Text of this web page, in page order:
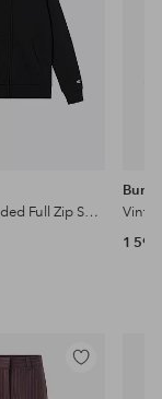
Huvtröja Hooded Full Zip Sweatshirt
1 599
Lägg